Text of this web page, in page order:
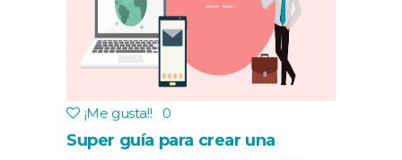
¡Me gusta!! 0
Super guía para crear una